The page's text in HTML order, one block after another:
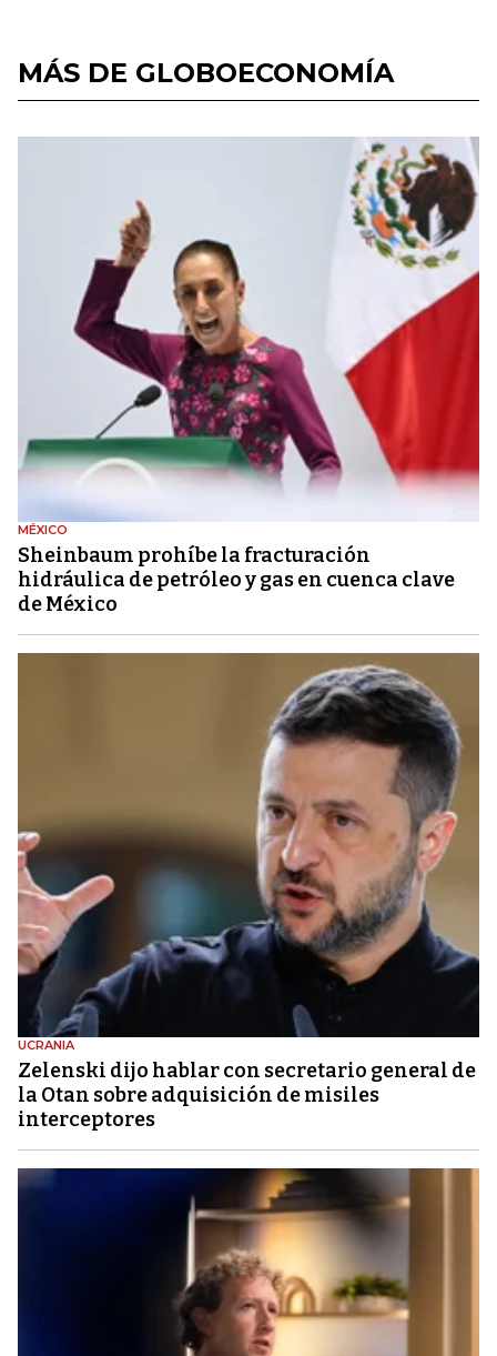
MÁS DE GLOBOECONOMÍA
MÉXICO
Sheinbaum prohíbe la fracturación
hidráulica de petróleo y gas en cuenca clave
de México
UCRANIA
Zelenski dijo hablar con secretario general de
la Otan sobre adquisición de misiles
interceptores